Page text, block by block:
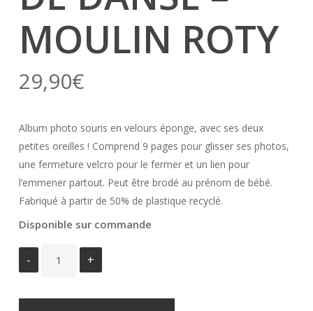
MOULIN ROTY
29,90€
Album photo souris en velours éponge, avec ses deux
petites oreilles ! Comprend 9 pages pour glisser ses photos,
une fermeture velcro pour le fermer et un lien pour
l’emmener partout. Peut être brodé au prénom de bébé.
Fabriqué à partir de 50% de plastique recyclé.
Disponible sur commande